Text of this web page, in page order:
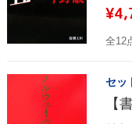
全12
セッ
【